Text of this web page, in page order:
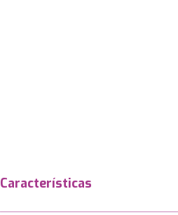
Características